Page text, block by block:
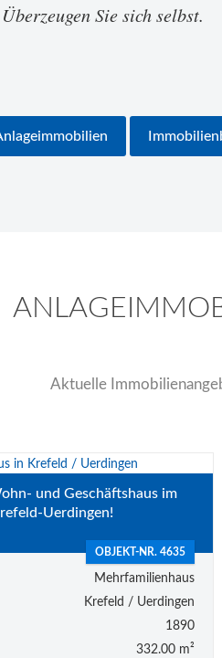
Sie sich selbst.
Aktuelle
und Geschäftshaus im
Uerdingen!
OBJEKT-NR. 4635
Mehrfamilienhaus
Krefeld / Uerdingen
1890
332.00 m²